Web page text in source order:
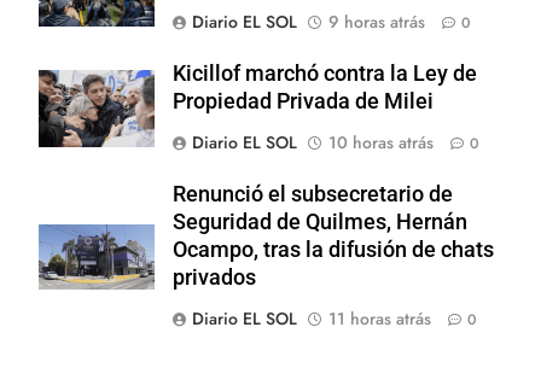
Diario EL SOL
9 horas atrás 0
Kicillof marchó contra la Ley de
Propiedad Privada de Milei
Diario EL SOL
10 horas atrás 0
Renunció el subsecretario de
Seguridad de Quilmes, Hernán
Ocampo, tras la difusión de chats
privados
Diario EL SOL
11 horas atrás 0